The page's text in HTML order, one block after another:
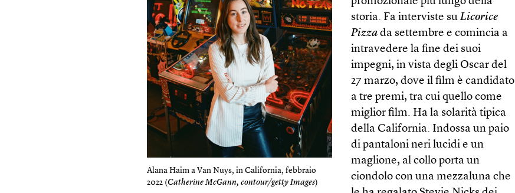
Alana Haim a Van Nuys, in California, febbraio
2022 (Catherine McGann, contour/getty Images)
storia. Fa interviste suLicorice
Pizza da settembre e comincia a
intravedere la fine dei suoi
impegni, in vista degli Oscar del
27 marzo, dove il film è candidato
a tre premi, tra cui quello come
miglior film. Ha la solarità tipica
della California. Indossa un paio
di pantaloni neri lucidi e un
maglione, al collo porta un
ciondolo con una mezzaluna che